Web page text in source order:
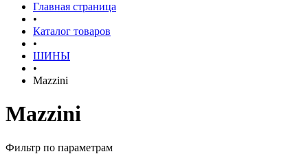
Главная страница
•
Каталог товаров
•
ШИНЫ
•
Mazzini
Mazzini
Фильтр по параметрам